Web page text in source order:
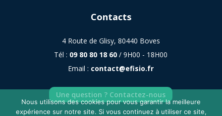
Contacts
4 Route de Glisy, 80440 Boves
Tél : 09 80 80 18 60 / 9H00 - 18H00
Email : contact@efisio.fr
Une question ? Contactez-nous
Nous utilisons des cookies pour vous garantir la meilleure
expérience sur notre site. Si vous continuez à utiliser ce site,